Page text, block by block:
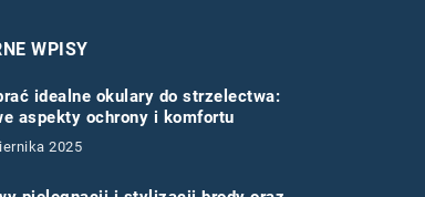
WPISY
idealne okulary do strzelectwa:
aspekty ochrony i komfortu
2025